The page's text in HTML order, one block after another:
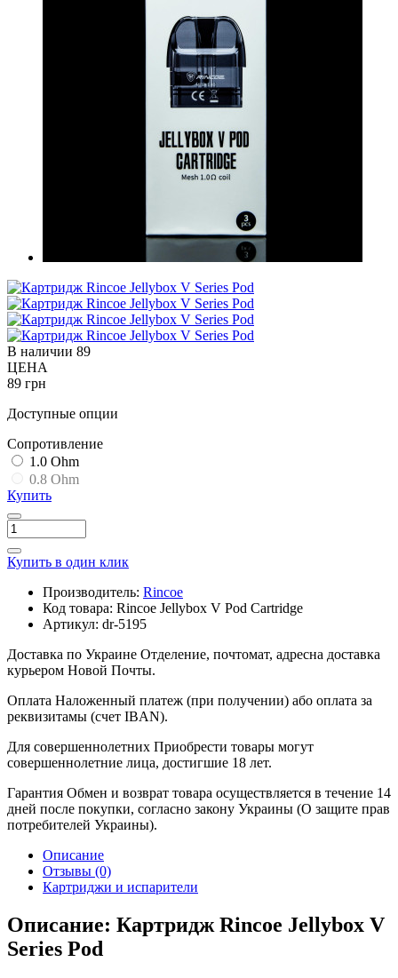
В наличии 89
ЦЕНА
89 грн
Доступные опции
Cопротивление
1.0 Ohm
0.8 Ohm
Купить
Купить в один клик
Производитель: Rincoe
Код товара: Rincoe Jellybox V Pod Cartridge
Артикул: dr-5195
Доставка по Украине Отделение, почтомат, адресна доставка
курьером Новой Почты.
Оплата Наложенный платеж (при получении) або оплата за
реквизитамы (счет IBAN).
Для совершеннолетних Приобрести товары могут
совершеннолетние лица, достигшие 18 лет.
Гарантия Обмен и возврат товара осуществляется в течение 14
дней после покупки, согласно закону Украины (О защите прав
потребителей Украины).
Описание
Отзывы (0)
Картриджи и испарители
Описание: Картридж Rincoe Jellybox V
Series Pod